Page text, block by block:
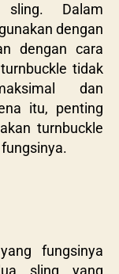
sling. Dalam
dengan
dengan cara
tidak
dan
itu, penting
turnbuckle
fungsinya
sling yang